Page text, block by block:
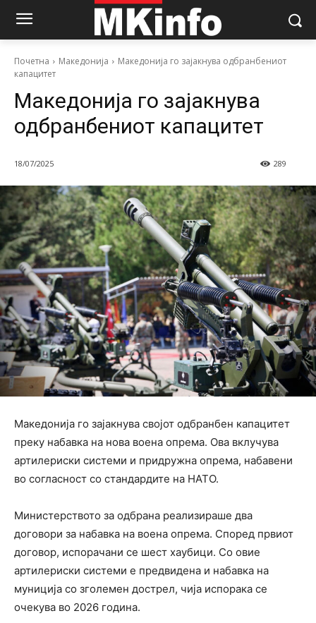
Почетна Македонија
Македонија го зајакнува одбранбениот
капацитет
Македонија го зајакнува
одбранбениот капацитет
18/07/2025 289
Македонија го зајакнува својот одбранбен капацитет
преку набавка на нова воена опрема. Ова вклучува
артилериски системи и придружна опрема, набавени
во согласност со стандардите на НАТО.
Министерството за одбрана реализираше два
договори за набавка на воена опрема. Според првиот
договор, испорачани се шест хаубици. Со овие
артилериски системи е предвидена и набавка на
муниција со зголемен дострел, чија испорака се
очекува во 2026 година.